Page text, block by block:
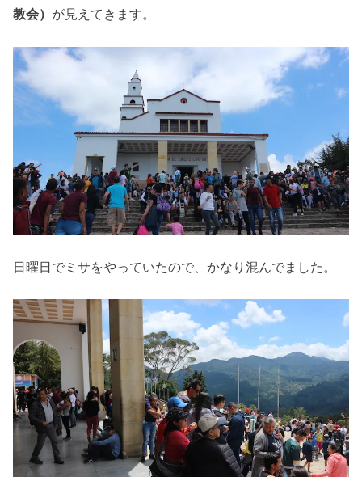
教会） が見えてきます。
日曜日でミサをやっていたので、かなり混んでました。